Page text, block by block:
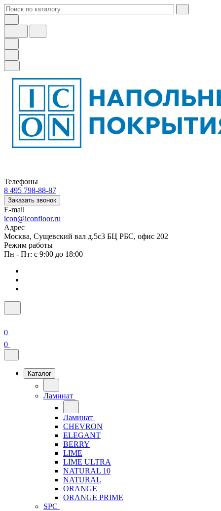
Телефоны
8 495 798-88-87
Заказать звонок
E-mail
icon@iconfloor.ru
Адрес
Москва, Сущевский вал д.5с3 БЦ РБС, офис 202
Режим работы
Пн - Пт: с 9:00 до 18:00
0
0
Каталог
Ламинат
Ламинат
CHEVRON
ELEGANT
BERRY
LIME
LIME ULTRA
NATURAL 10
NATURAL
ORANGE
ORANGE PRIME
SPC